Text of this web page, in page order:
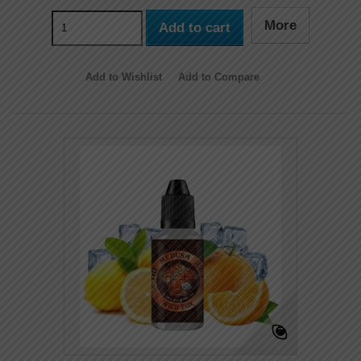
Add to cart More
Add to Wishlist Add to Compare